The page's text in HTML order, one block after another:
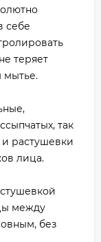
себе
теряет
мытье.
так
и растушевки
лица.
между
без